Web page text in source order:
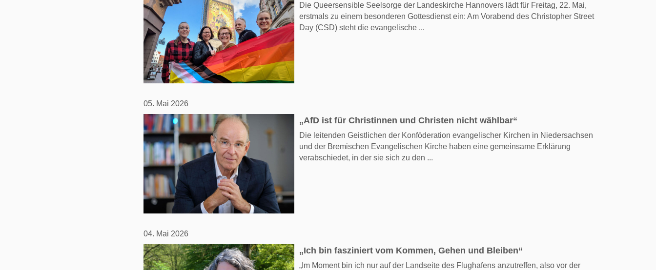
Die Queersensible Seelsorge der Landeskirche Hannovers lädt für Freitag, 22. Mai,
erstmals zu einem besonderen Gottesdienst ein: Am Vorabend des Christopher Street
Day (CSD) steht die evangelische ...
05. Mai 2026
„AfD ist für Christinnen und Christen nicht wählbar“
Die leitenden Geistlichen der Konföderation evangelischer Kirchen in Niedersachsen
und der Bremischen Evangelischen Kirche haben eine gemeinsame Erklärung
verabschiedet, in der sie sich zu den ...
04. Mai 2026
„Ich bin fasziniert vom Kommen, Gehen und Bleiben“
„Im Moment bin ich nur auf der Landseite des Flughafens anzutreffen, also vor der